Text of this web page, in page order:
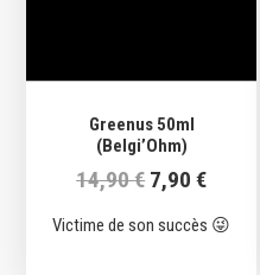
Greenus 50ml
(Belgi’Ohm)
14,90€ Le
initial
7,90€Le
actuel
Victime de son succès 😜